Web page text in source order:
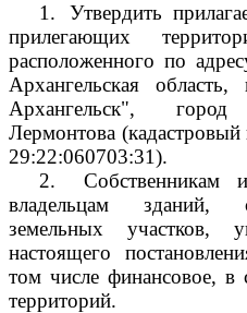
1.
Утвердить
прилегающих
расположенного по
Архангельская
Архангельск",
Лермонтова (кадастровый
29:22:060703:31).
2.
владельцам зданий,
земельных участков,
настоящего
том числе финансовое, в
территорий.